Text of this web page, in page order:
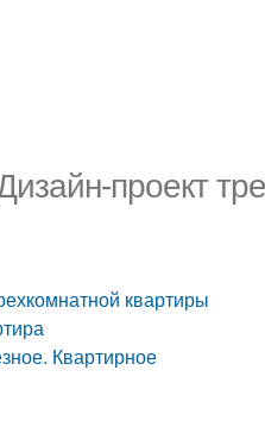
проект
квартиры
Квартирное